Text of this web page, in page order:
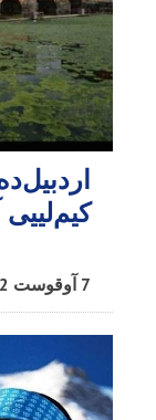
کیم‌لییی
7 آوقوست 10:42